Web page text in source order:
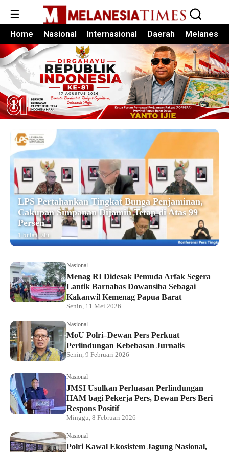
☰
Home Nasional Internasional Daerah Melanesia
LPS Pertahankan Tingkat Bunga Penjaminan,
Cakupan Simpanan Dijamin Tetap di Atas 99
Persen
1 bulan lalu
Nasional
Menag RI Didesak Pemuda Arfak Segera
Lantik Barnabas Dowansiba Sebagai
Kakanwil Kemenag Papua Barat
Senin, 11 Mei 2026
Nasional
MoU Polri–Dewan Pers Perkuat
Perlindungan Kebebasan Jurnalis
Senin, 9 Februari 2026
Nasional
JMSI Usulkan Perluasan Perlindungan
HAM bagi Pekerja Pers, Dewan Pers Beri
Respons Positif
Minggu, 8 Februari 2026
Nasional
Polri Kawal Ekosistem Jagung Nasional,